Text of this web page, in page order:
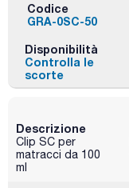
Codice
GRA-0SC-50
Disponibilità
Controlla le
scorte
Descrizione
Clip SC per
matracci da 100
ml